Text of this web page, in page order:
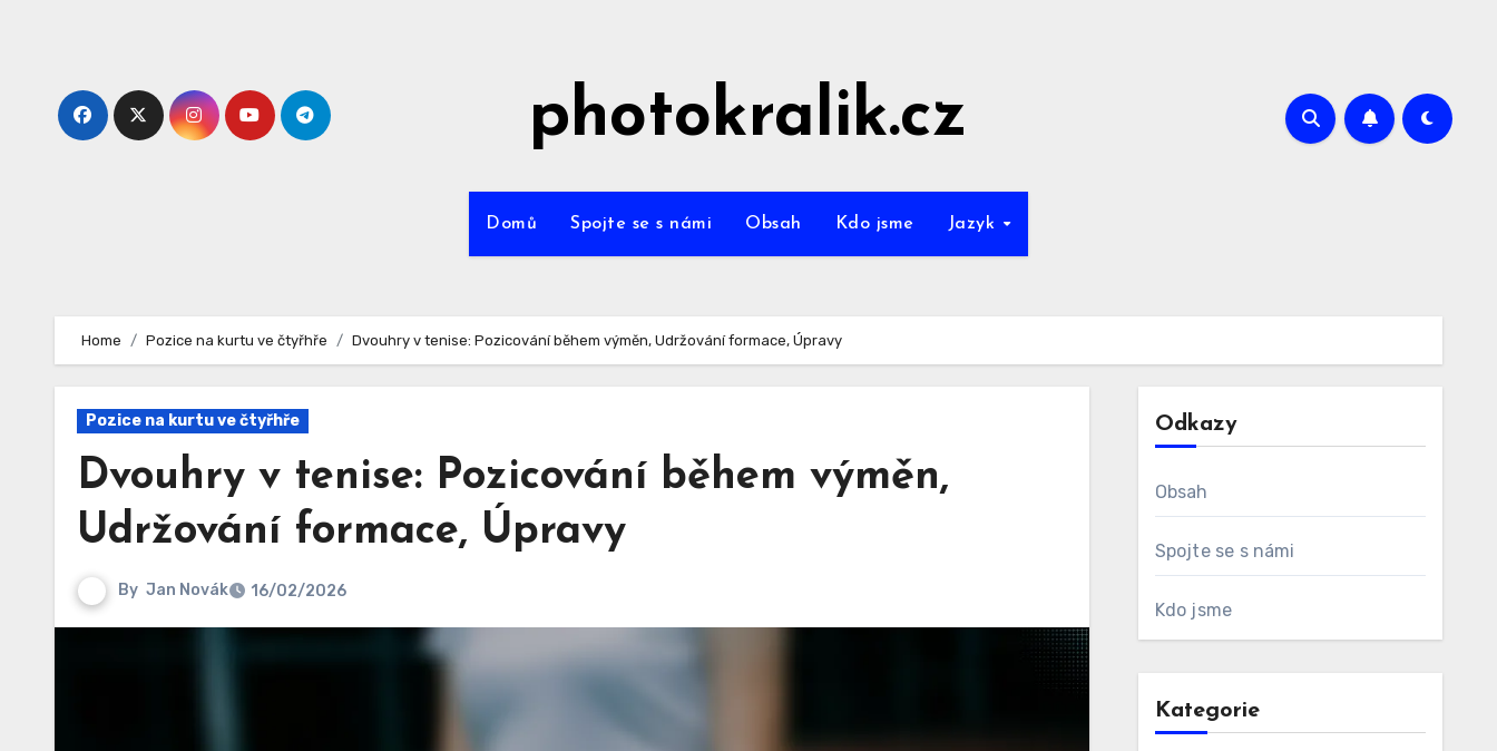
photokralik.cz
Domů Spojte se s námi Obsah Kdo jsme Jazyk
Home Pozice na kurtu ve čtyřhře Dvouhry v tenise: Pozicování během výměn, Udržování formace, Úpravy
Pozice na kurtu ve čtyřhře
Dvouhry v tenise: Pozicování během výměn,
Udržování formace, Úpravy
By Jan Novák 16/02/2026
Odkazy
Obsah
Spojte se s námi
Kdo jsme
Kategorie